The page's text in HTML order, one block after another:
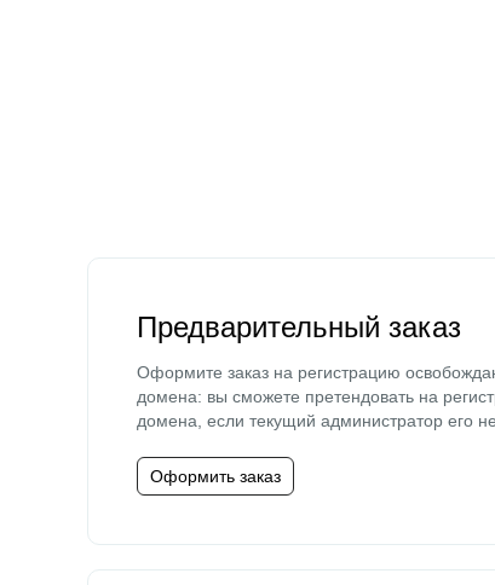
Предварительный заказ
Оформите заказ на регистрацию
домена: вы сможете претендовать на
домена, если текущий администратор его
Оформить заказ